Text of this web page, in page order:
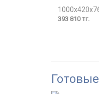
393 810 тг.